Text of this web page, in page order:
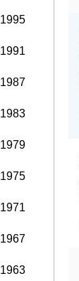
1995
1991
1987
1983
1979
1975
1971
1967
1963